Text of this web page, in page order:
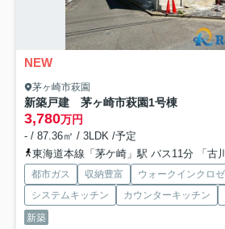
NEW
茅ヶ崎市萩園
新築戸建 茅ヶ崎市萩園1号棟
3,780万円
- / 87.36㎡ / 3LDK /予定
東海道本線「茅ケ崎」駅 バス11分 「古
都市ガス 収納豊富
ウォークインクロ
システムキッチン
カウンターキッチン
新築